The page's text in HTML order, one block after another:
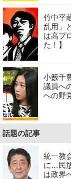
竹中平
乱用」
は高プ
た！】
小籔千
議員へ
への野
話題の記事
統一教
に…民
は政界